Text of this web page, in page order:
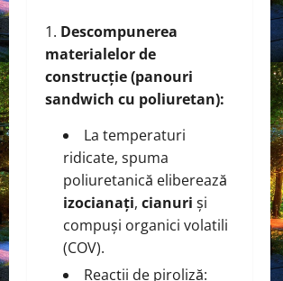
Descompunerea
materialelor de
construcție (panouri
sandwich cu poliuretan):
La temperaturi
ridicate, spuma
poliuretanică eliberează
izocianați, cianuri și
compuși organici volatili
(COV).
Reacții de piroliză: